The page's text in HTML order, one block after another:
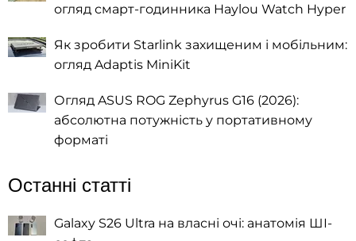
огляд смарт-годинника Haylou Watch Hyper
Як зробити Starlink захищеним і мобільним:
огляд Adaptis MiniKit
Огляд ASUS ROG Zephyrus G16 (2026):
абсолютна потужність у портативному
форматі
Останні статті
Galaxy S26 Ultra на власні очі: анатомія ШІ-